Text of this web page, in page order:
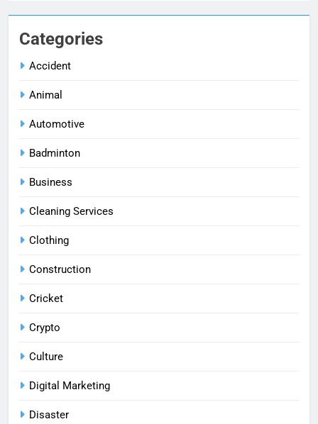
Categories
Accident
Animal
Automotive
Badminton
Business
Cleaning Services
Clothing
Construction
Cricket
Crypto
Culture
Digital Marketing
Disaster